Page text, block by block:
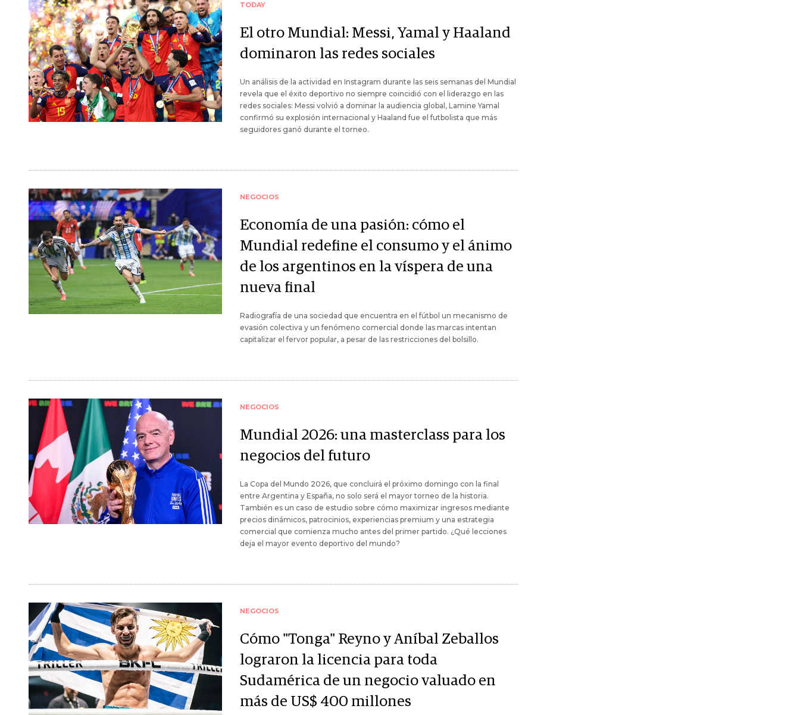
TODAY
El otro Mundial: Messi, Yamal y Haaland
dominaron las redes sociales
Un análisis de la actividad en Instagram durante las seis semanas del Mundial
revela que el éxito deportivo no siempre coincidió con el liderazgo en las
redes sociales: Messi volvió a dominar la audiencia global, Lamine Yamal
confirmó su explosión internacional y Haaland fue el futbolista que más
seguidores ganó durante el torneo.
NEGOCIOS
Economía de una pasión: cómo el
Mundial redefine el consumo y el ánimo
de los argentinos en la víspera de una
nueva final
Radiografía de una sociedad que encuentra en el fútbol un mecanismo de
evasión colectiva y un fenómeno comercial donde las marcas intentan
capitalizar el fervor popular, a pesar de las restricciones del bolsillo.
NEGOCIOS
Mundial 2026: una masterclass para los
negocios del futuro
La Copa del Mundo 2026, que concluirá el próximo domingo con la final
entre Argentina y España, no solo será el mayor torneo de la historia.
También es un caso de estudio sobre cómo maximizar ingresos mediante
precios dinámicos, patrocinios, experiencias premium y una estrategia
comercial que comienza mucho antes del primer partido. ¿Qué lecciones
deja el mayor evento deportivo del mundo?
NEGOCIOS
Cómo "Tonga" Reyno y Aníbal Zeballos
lograron la licencia para toda
Sudamérica de un negocio valuado en
más de US$ 400 millones